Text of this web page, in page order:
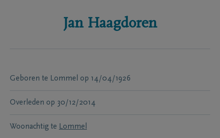
Jan Haagdoren
Geboren te Lommel op 14/04/1926
Overleden op 30/12/2014
Woonachtig te Lommel